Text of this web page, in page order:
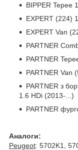
BIPPER Tepee
EXPERT (224)
EXPERT Van
PARTNER
PARTNER
PARTNER Van
PARTNER з
1.6 HDi (2013-...)
PARTNER
Аналоги:
Peugeot: 5702K1,